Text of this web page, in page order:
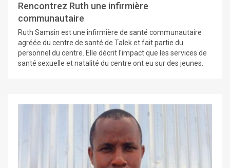
Rencontrez Ruth une infirmière
communautaire
Ruth Samsin est une infirmière de santé communautaire
agréée du centre de santé de Talek et fait partie du
personnel du centre. Elle décrit l'impact que les services de
santé sexuelle et natalité du centre ont eu sur des jeunes.